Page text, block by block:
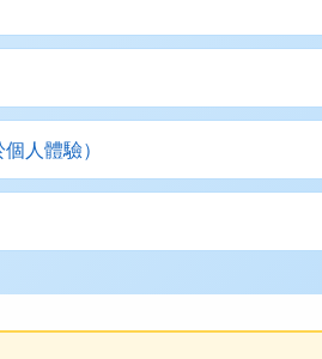
人體驗）